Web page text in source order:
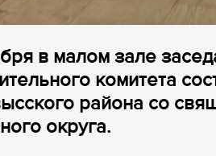
в малом зале
комитета
района со
округа.